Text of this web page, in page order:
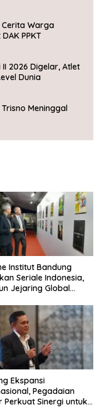
Warga
PPKT
2026 Digelar, Atlet
Dunia
Meninggal
Institut Bandung
Seriale Indonesia,
Jejaring Global
Ekspansi
Pegadaian
Perkuat Sinergi untuk